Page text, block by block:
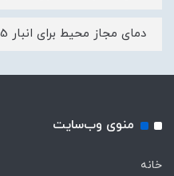
دمای مجاز محیط برای انبار 85...40- سانتی گراد
منوی وب‌سایت
خانه